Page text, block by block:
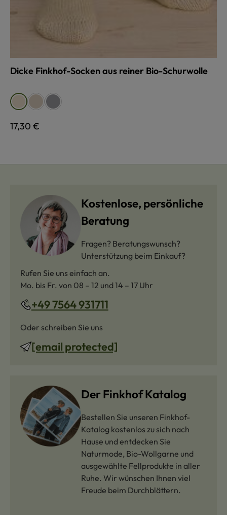
Dicke Finkhof-Socken aus reiner Bio-Schurwolle
Farbe auswählen
naturweiß
beige grau
Regulärer Preis:
17,30 €
Kostenlose, persönliche
Beratung
Fragen? Beratungswunsch?
Unterstützung beim Einkauf?
Rufen Sie uns einfach an.
Mo. bis Fr. von 08 – 12 und 14 – 17 Uhr
+49 7564 931711
Oder schreiben Sie uns
[email protected]
Der Finkhof Katalog
Bestellen Sie unseren Finkhof-
Katalog kostenlos zu sich nach
Hause und entdecken Sie
Naturmode, Bio-Wollgarne und
ausgewählte Fellprodukte in aller
Ruhe. Wir wünschen Ihnen viel
Freude beim Durchblättern.